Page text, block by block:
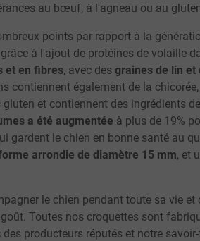
au bœuf, à l'agneau ou au
points par rapport à la
à l'ajout de protéines de volaille
et en fibres, avec des graines de lin et
contiennent également de la
et contiennent des ingrédients
a été augmentée à plus de 19%
gardent le chien en bonne santé au
arrondie de diamètre 15 mm, et
le chien pendant toute sa vie
Toutes nos croquettes sont
producteurs réputés et notre